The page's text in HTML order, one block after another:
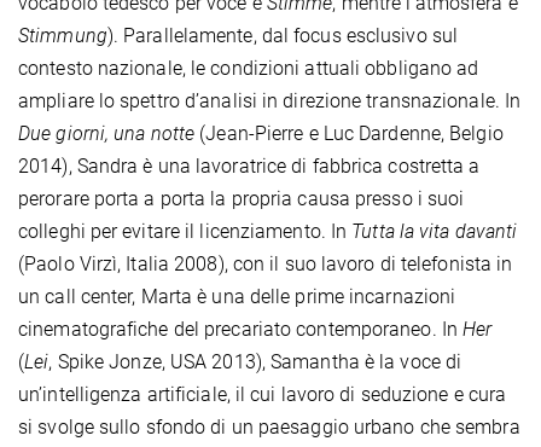
Stimmung). Parallelamente, dal focus esclusivo sul
contesto nazionale, le condizioni attuali obbligano ad
ampliare lo spettro d’analisi in direzione transnazionale. In
Due giorni, una notte (Jean-Pierre e Luc Dardenne, Belgio
2014), Sandra è una lavoratrice di fabbrica costretta a
perorare porta a porta la propria causa presso i suoi
colleghi per evitare il licenziamento. In Tutta la vita davanti
(Paolo Virzì, Italia 2008), con il suo lavoro di telefonista in
un call center, Marta è una delle prime incarnazioni
cinematografiche del precariato contemporaneo. InHer
(Lei, Spike Jonze, USA 2013), Samantha è la voce di
un’intelligenza artificiale, il cui lavoro di seduzione e cura
si svolge sullo sfondo di un paesaggio urbano che sembra